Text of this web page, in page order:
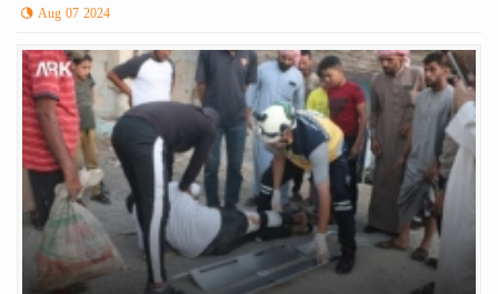
Aug 07 2024